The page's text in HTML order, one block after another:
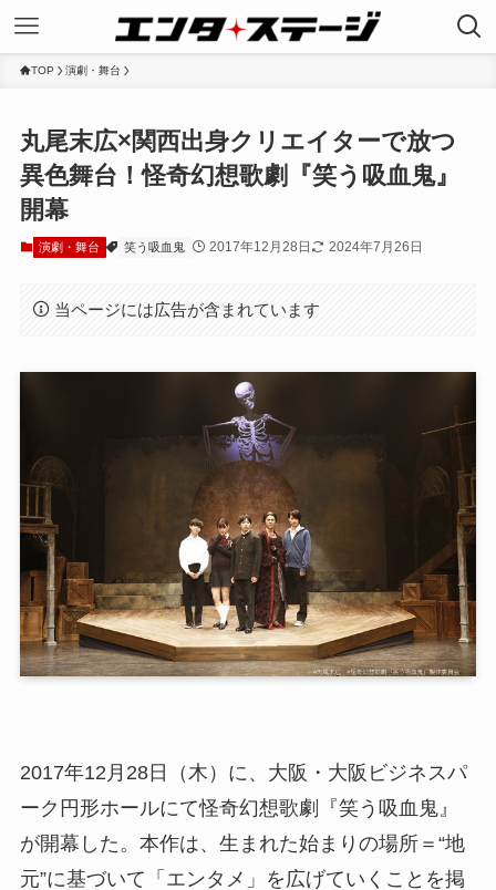
TOP 演劇・舞台
丸尾末広×関西出身クリエイターで放つ
異色舞台！怪奇幻想歌劇『笑う吸血鬼』
開幕
演劇・舞台 笑う吸血鬼 2017年12月28日 2024年7月26日
当ページには広告が含まれています
2017年12月28日（木）に、大阪・大阪ビジネスパ
ーク円形ホールにて怪奇幻想歌劇『笑う吸血鬼』
が開幕した。本作は、生まれた始まりの場所＝“地
元”に基づいて「エンタメ」を広げていくことを掲